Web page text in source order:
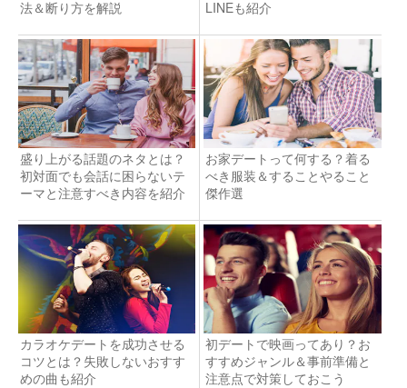
法＆断り方を解説
LINEも紹介
盛り上がる話題のネタとは？
初対面でも会話に困らないテ
ーマと注意すべき内容を紹介
お家デートって何する？着る
べき服装＆することやること
傑作選
カラオケデートを成功させる
コツとは？失敗しないおすす
めの曲も紹介
初デートで映画ってあり？お
すすめジャンル＆事前準備と
注意点で対策しておこう